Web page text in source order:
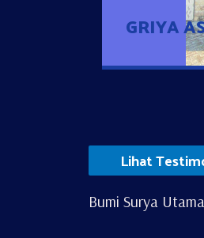
GRIYA
Lihat
Bumi Surya Utama